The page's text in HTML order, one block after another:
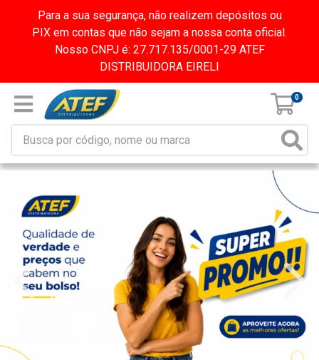
Para a sua segurança, não realizem depósitos ou
PIX em contas que não sejam a nossa conta oficial.
Nosso CNPJ é: 27.717.135/0001-29 ATEF
DISTRIBUIDORA EIRELI
0